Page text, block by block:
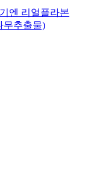
엔 리얼플라본
무추출물)